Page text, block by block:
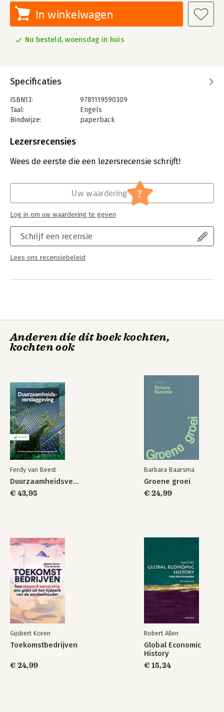
In winkelwagen
Nu besteld, woensdag in huis
Specificaties
ISBN13:
9781119590309
Taal:
Engels
Bindwijze:
paperback
Uitgever:
Lezersrecensies
Wees de eerste die een lezersrecensie schrijft!
Schrijf een recensie
Lees ons recensiebeleid
Uw waardering ?
Log in om uw waardering te geven
Anderen die dit boek kochten,
kochten ook
Ferdy van Beest
Duurzaamheidsverslaggeving
€ 43,95
Barbara Baarsma
Groene groei
€ 24,99
Gijsbert Koren
Toekomstbedrijven
€ 24,99
Robert Allen
Global Economic
History
€ 15,24